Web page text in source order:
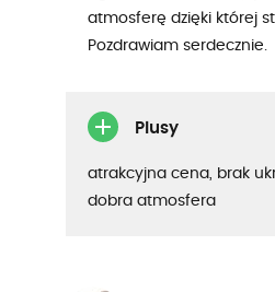
atmosferę dzięki której
Pozdrawiam serdecznie.
Plusy
atrakcyjna cena, brak
dobra atmosfera